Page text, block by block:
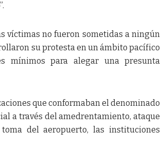
víctimas no fueron sometidas a ningún
su protesta en un ámbito pacífico
mínimos para alegar una presunta
que conformaban el denominado
a través del amedrentamiento, ataque
del aeropuerto, las instituciones